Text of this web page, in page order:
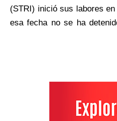
(STRI) inició sus labores
esa fecha no se ha